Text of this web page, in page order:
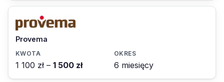
Provema
1 100 zł – 1 500 zł 6 miesięcy